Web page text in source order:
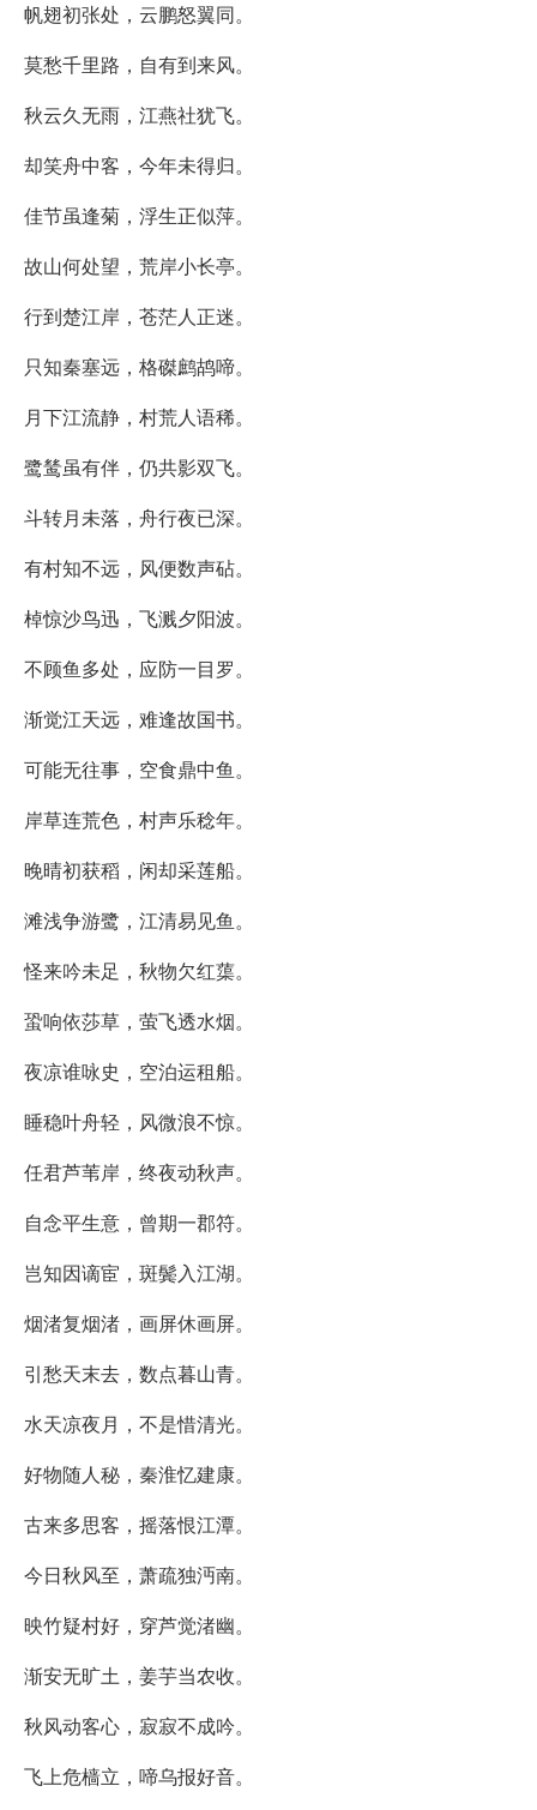
帆翅初张处，云鹏怒翼同。
莫愁千里路，自有到来风。
秋云久无雨，江燕社犹飞。
却笑舟中客，今年未得归。
佳节虽逢菊，浮生正似萍。
故山何处望，荒岸小长亭。
行到楚江岸，苍茫人正迷。
只知秦塞远，格磔鹧鸪啼。
月下江流静，村荒人语稀。
鹭鸶虽有伴，仍共影双飞。
斗转月未落，舟行夜已深。
有村知不远，风便数声砧。
棹惊沙鸟迅，飞溅夕阳波。
不顾鱼多处，应防一目罗。
渐觉江天远，难逢故国书。
可能无往事，空食鼎中鱼。
岸草连荒色，村声乐稔年。
晚晴初获稻，闲却采莲船。
滩浅争游鹭，江清易见鱼。
怪来吟未足，秋物欠红蕖。
蛩响依莎草，萤飞透水烟。
夜凉谁咏史，空泊运租船。
睡稳叶舟轻，风微浪不惊。
任君芦苇岸，终夜动秋声。
自念平生意，曾期一郡符。
岂知因谪宦，斑鬓入江湖。
烟渚复烟渚，画屏休画屏。
引愁天末去，数点暮山青。
水天凉夜月，不是惜清光。
好物随人秘，秦淮忆建康。
古来多思客，摇落恨江潭。
今日秋风至，萧疏独沔南。
映竹疑村好，穿芦觉渚幽。
渐安无旷土，姜芋当农收。
秋风动客心，寂寂不成吟。
飞上危樯立，啼乌报好音。